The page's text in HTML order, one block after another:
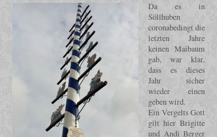
Da es in
Söllhuben
coronabedingt die
letzten Jahre
keinen Maibaum
gab, war klar,
dass es dieses
Jahr sicher
wieder einen
geben wird.
Ein Vergelts Gott
gilt hier Brigitte
und Andi Berger